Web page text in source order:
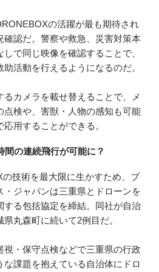
の活躍が最も期待され
確認だ。警察や救急、災害対策本
で同じ映像を確認することで、
活動を行えるようになるのだ。
るカメラを載せ替えることで、メ
点検や、害獣・人物の感知も可能
用することができる。
間の連続飛行が可能に？
技術を最大限に生かすため、ブ
・ジャパンは三重県とドローンを
する包括協定を締結。同社が自治
丸森町に続いて2例目だ。
視・保守点検などで三重県の行政
課題を抱えている自治体にドロ